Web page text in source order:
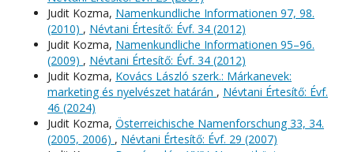
Judit Kozma, Namenkundliche Informationen 97, 98.
(2010) , Névtani Értesítő: Évf. 34 (2012)
Judit Kozma, Namenkundliche Informationen 95–96.
(2009) , Névtani Értesítő: Évf. 34 (2012)
Judit Kozma, Kovács László szerk.: Márkanevek:
marketing és nyelvészet határán , Névtani Értesítő: Évf.
46 (2024)
Judit Kozma, Österreichische Namenforschung 33, 34.
(2005, 2006) , Névtani Értesítő: Évf. 29 (2007)